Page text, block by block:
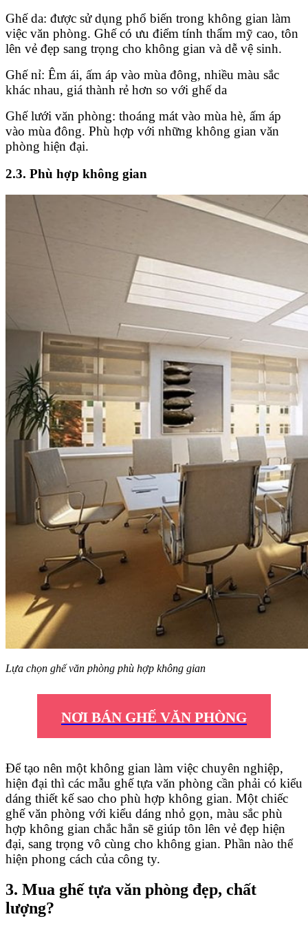
Ghế da: được sử dụng phổ biến trong không gian làm
việc văn phòng. Ghế có ưu điểm tính thẩm mỹ cao, tôn
lên vẻ đẹp sang trọng cho không gian và dễ vệ sinh.
Ghế nỉ: Êm ái, ấm áp vào mùa đông, nhiều màu sắc
khác nhau, giá thành rẻ hơn so với ghế da
Ghế lưới văn phòng: thoáng mát vào mùa hè, ấm áp
vào mùa đông. Phù hợp với những không gian văn
phòng hiện đại.
2.3. Phù hợp không gian
Lựa chọn ghế văn phòng phù hợp không gian
NƠI BÁN GHẾ VĂN PHÒNG
Để tạo nên một không gian làm việc chuyên nghiệp,
hiện đại thì các mẫu ghế tựa văn phòng cần phải có kiểu
dáng thiết kế sao cho phù hợp không gian. Một chiếc
ghế văn phòng với kiểu dáng nhỏ gọn, màu sắc phù
hợp không gian chắc hẳn sẽ giúp tôn lên vẻ đẹp hiện
đại, sang trọng vô cùng cho không gian. Phần nào thể
hiện phong cách của công ty.
3. Mua ghế tựa văn phòng đẹp, chất
lượng?